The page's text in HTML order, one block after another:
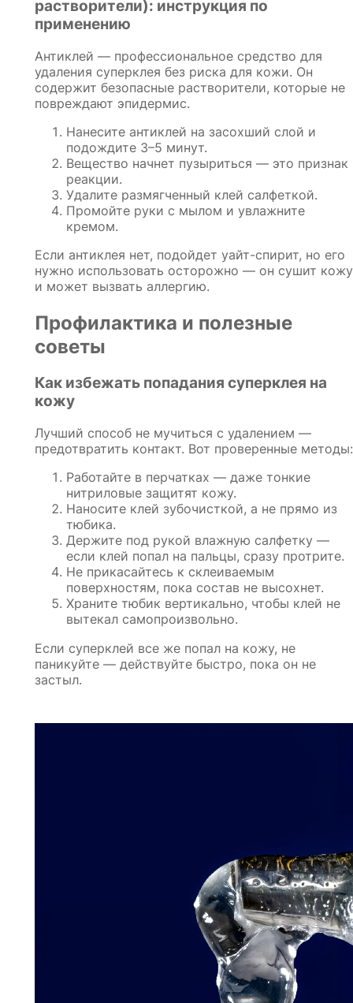
растворители): инструкция по
применению
Антиклей — профессиональное средство для
удаления суперклея без риска для кожи. Он
содержит безопасные растворители, которые не
повреждают эпидермис.
Нанесите антиклей на засохший слой и
подождите 3–5 минут.
Вещество начнет пузыриться — это признак
реакции.
Удалите размягченный клей салфеткой.
Промойте руки с мылом и увлажните
кремом.
Если антиклея нет, подойдет уайт-спирит, но его
нужно использовать осторожно — он сушит кожу
и может вызвать аллергию.
Профилактика и полезные
советы
Как избежать попадания суперклея на
кожу
Лучший способ не мучиться с удалением —
предотвратить контакт. Вот проверенные методы:
Работайте в перчатках — даже тонкие
нитриловые защитят кожу.
Наносите клей зубочисткой, а не прямо из
тюбика.
Держите под рукой влажную салфетку —
если клей попал на пальцы, сразу протрите.
Не прикасайтесь к склеиваемым
поверхностям, пока состав не высохнет.
Храните тюбик вертикально, чтобы клей не
вытекал самопроизвольно.
Если суперклей все же попал на кожу, не
паникуйте — действуйте быстро, пока он не
застыл.